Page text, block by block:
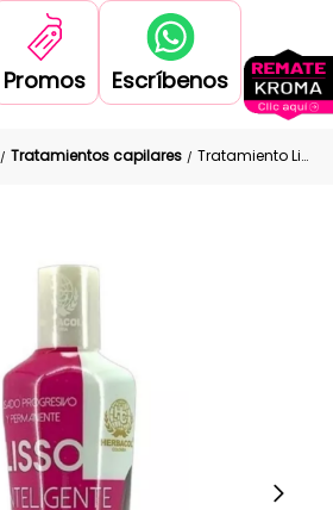
Promos Escríbenos
/ Tratamientos capilares / Tratamiento Lisso Inteligente Herbacol